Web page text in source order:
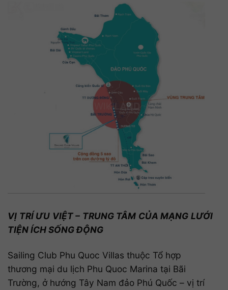
VỊ TRÍ ƯU VIỆT – TRUNG TÂM CỦA MẠNG LƯỚI
TIỆN ÍCH SỐNG ĐỘNG
Sailing Club Phu Quoc Villas thuộc Tổ hợp
thương mại du lịch Phu Quoc Marina tại Bãi
Trường, ở hướng Tây Nam đảo Phú Quốc – vị trí